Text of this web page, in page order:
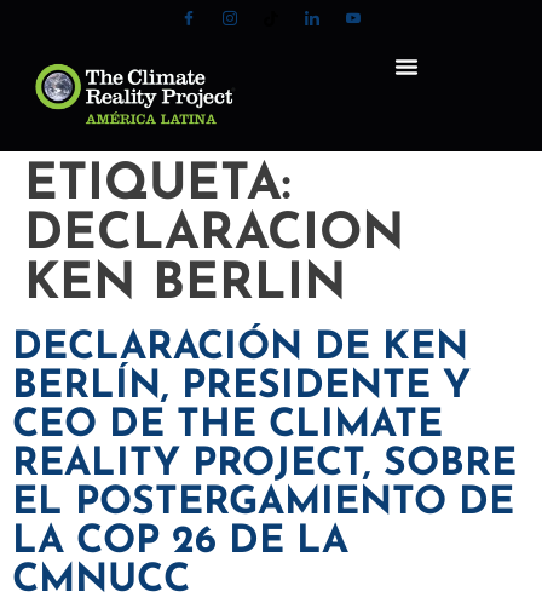
ETIQUETA:
DECLARACION
KEN BERLIN
DECLARACIÓN DE KEN
BERLÍN, PRESIDENTE Y
CEO DE THE CLIMATE
REALITY PROJECT, SOBRE
EL POSTERGAMIENTO DE
LA COP 26 DE LA
CMNUCC